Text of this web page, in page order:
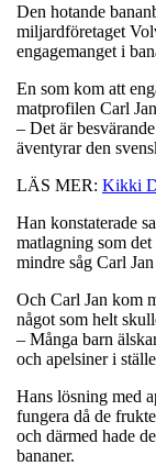
Den hotande
miljardföretaget
engagemanget i
En som kom att
matprofilen Carl
– Det är
äventyrar den
LÄS MER: Kikki
Han konstaterade
matlagning som
mindre såg Carl
Och Carl Jan kom
något som helt
– Många barn
och apelsiner i
Hans lösning med
fungera då de
och därmed hade
bananer.